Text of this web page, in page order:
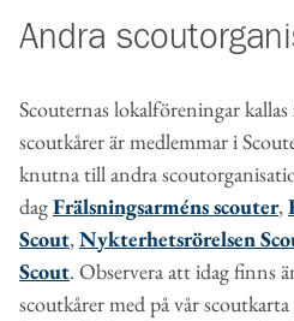
Andra
Scouternas lokalföreningar
scoutkårer är medlemmar i
knutna till andra
dagFrälsningsarméns scouter,
Scout,Nykterhetsrörelsen
Scout. Observera att idag finns
scoutkårer med på vår